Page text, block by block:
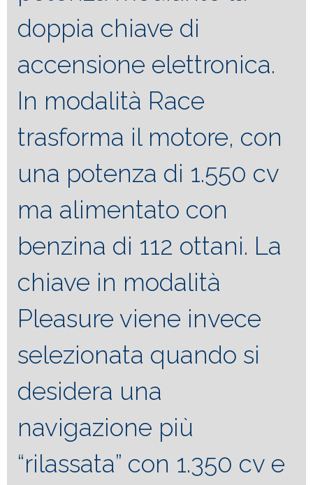
doppia chiave di
accensione elettronica.
In modalità Race
trasforma il motore, con
una potenza di 1.550 cv
ma alimentato con
benzina di 112 ottani. La
chiave in modalità
Pleasure viene invece
selezionata quando si
desidera una
navigazione più
“rilassata” con 1.350 cv e